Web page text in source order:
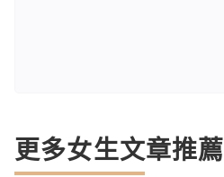
更多女生文章推薦